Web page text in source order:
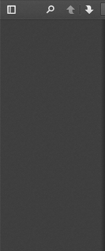
Toggle
PreviousNext